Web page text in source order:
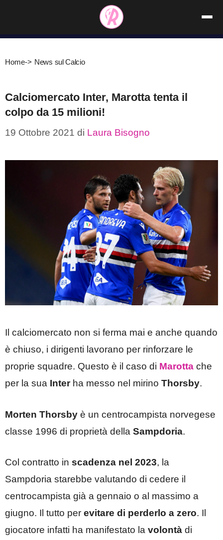
contenuto
Home-> News sul Calcio
Calciomercato Inter, Marotta tenta il
colpo da 15 milioni!
19 Ottobre 2021 di Laura Bisogno
Il calciomercato non si ferma mai e anche quando
è chiuso, i dirigenti lavorano per rinforzare le
proprie squadre. Questo è il caso di Marotta che
per la sua Interha messo nel mirino Thorsby.
Morten Thorsby è un centrocampista norvegese
classe 1996 di proprietà della Sampdoria.
Col contratto in scadenza nel 2023, la
Sampdoria starebbe valutando di cedere il
centrocampista già a gennaio o al massimo a
giugno. Il tutto per evitare di perderlo a zero. Il
giocatore infatti ha manifestato la volontà di